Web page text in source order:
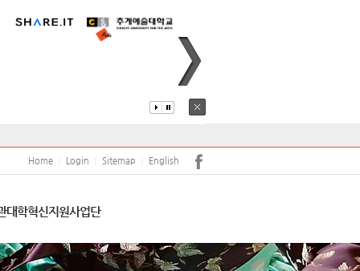
Home Login Sitemap English
(강사)채용
학보사 학생생활관학생상담센터
대학혁신지원사업단